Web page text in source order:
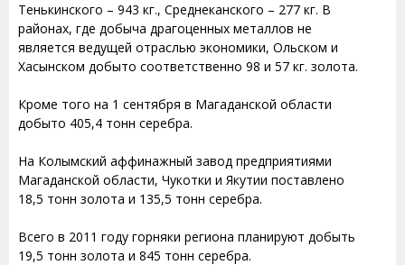
Тенькинского – 943 кг., Среднеканского – 277 кг. В
районах, где добыча драгоценных металлов не
является ведущей отраслью экономики, Ольском и
Хасынском добыто соответственно 98 и 57 кг. золота.
Кроме того на 1 сентября в Магаданской области
добыто 405,4 тонн серебра.
На Колымский аффинажный завод предприятиями
Магаданской области, Чукотки и Якутии поставлено
18,5 тонн золота и 135,5 тонн серебра.
Всего в 2011 году горняки региона планируют добыть
19,5 тонн золота и 845 тонн серебра.